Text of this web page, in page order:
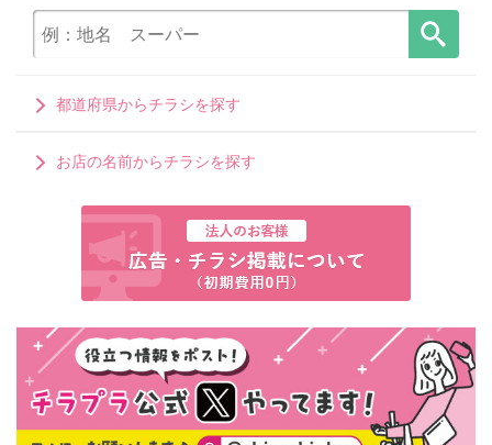
都道府県からチラシを探す
お店の名前からチラシを探す